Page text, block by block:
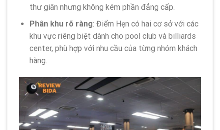
thư giãn nhưng không kém phần đẳng cấp.
Phân khu rõ ràng: Điểm Hẹn có hai cơ sở với các
khu vực riêng biệt dành cho pool club và billiards
center, phù hợp với nhu cầu của từng nhóm khách
hàng.